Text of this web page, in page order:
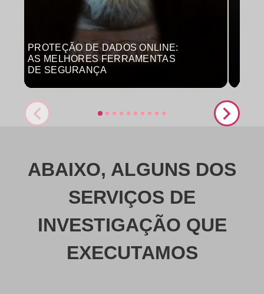
PROTEÇÃO DE DADOS ONLINE:
AS MELHORES FERRAMENTAS
DE SEGURANÇA
ABAIXO, ALGUNS DOS
SERVIÇOS DE
INVESTIGAÇÃO QUE
EXECUTAMOS